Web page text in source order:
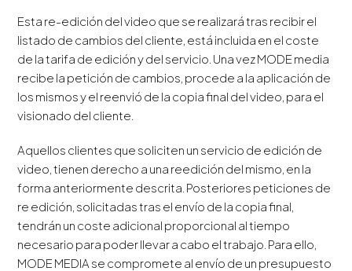
Esta re-edición del video que se realizará tras recibir el
listado de cambios del cliente, está incluida en el coste
de la tarifa de edición y del servicio. Una vez MODE media
recibe la petición de cambios, procede a la aplicación de
los mismos y el reenvió de la copia final del video, para el
visionado del cliente.
Aquellos clientes que soliciten un servicio de edición de
video, tienen derecho a una reedición del mismo, en la
forma anteriormente descrita. Posteriores peticiones de
re edición, solicitadas tras el envío de la copia final,
tendrán un coste adicional proporcional al tiempo
necesario para poder llevar a cabo el trabajo. Para ello,
MODE MEDIA se compromete al envío de un presupuesto